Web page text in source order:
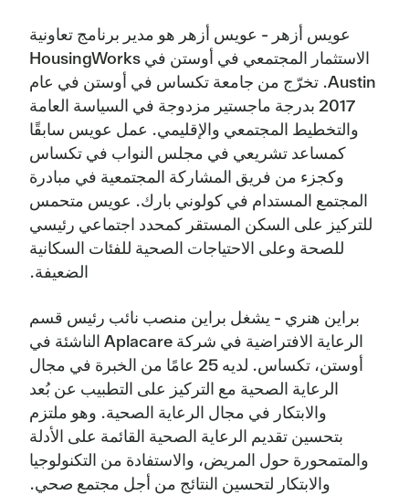
عويس أزهر - عويس أزهر هو مدير برنامج تعاونية
الاستثمار المجتمعي في أوستن في HousingWorks
Austin. تخرّج من جامعة تكساس في أوستن في عام
2017 بدرجة ماجستير مزدوجة في السياسة العامة
والتخطيط المجتمعي والإقليمي. عمل عويس سابقًا
كمساعد تشريعي في مجلس النواب في تكساس
وكجزء من فريق المشاركة المجتمعية في مبادرة
المجتمع المستدام في كولوني بارك. عويس متحمس
للتركيز على السكن المستقر كمحدد اجتماعي رئيسي
للصحة وعلى الاحتياجات الصحية للفئات السكانية
الضعيفة.
براين هنري - يشغل براين منصب نائب رئيس قسم
الرعاية الافتراضية في شركة Aplacare الناشئة في
أوستن، تكساس. لديه 25 عامًا من الخبرة في مجال
الرعاية الصحية مع التركيز على التطبيب عن بُعد
والابتكار في مجال الرعاية الصحية. وهو ملتزم
بتحسين تقديم الرعاية الصحية القائمة على الأدلة
والمتمحورة حول المريض، والاستفادة من التكنولوجيا
والابتكار لتحسين النتائج من أجل مجتمع صحي.